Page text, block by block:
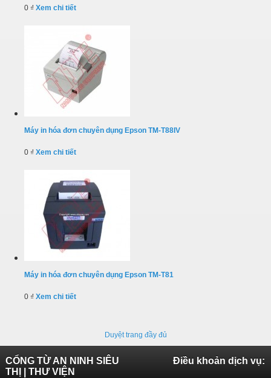
0 ₫ Xem chi tiết
Máy in hóa đơn chuyên dụng Epson TM-T88IV
0 ₫ Xem chi tiết
Máy in hóa đơn chuyên dụng Epson TM-T81
0 ₫ Xem chi tiết
Duyệt trang đầy đủ
CỔNG TỪ AN NINH SIÊU
THỊ | THƯ VIỆN
Điều khoản dịch vụ: